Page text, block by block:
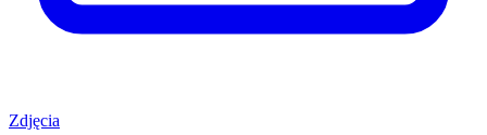
Zdjęcia